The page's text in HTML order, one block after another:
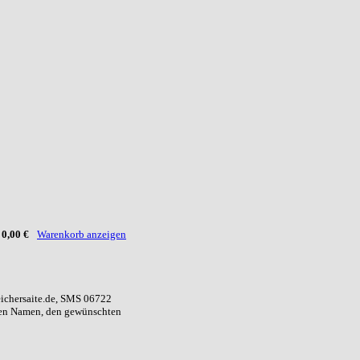
0,00 € Warenkorb anzeigen
SMS 06722
Namen, den gewünschten